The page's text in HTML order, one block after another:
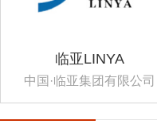
临亚LINYA
中国·临亚集团有限公司